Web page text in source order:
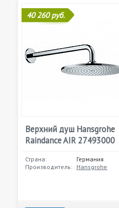
40 260 руб.
Верхний душ Hansgrohe
Raindance AIR 27493000
Страна:
Германия
Производитель: Hansgrohe